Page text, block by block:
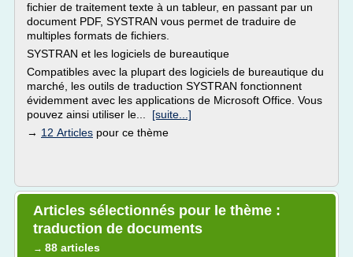
fichier de traitement texte à un tableur, en passant par un
document PDF, SYSTRAN vous permet de traduire de
multiples formats de fichiers.
SYSTRAN et les logiciels de bureautique
Compatibles avec la plupart des logiciels de bureautique du
marché, les outils de traduction SYSTRAN fonctionnent
évidemment avec les applications de Microsoft Office. Vous
pouvez ainsi utiliser le... [suite...]
→ 12 Articles pour ce thème
Articles sélectionnés pour le thème :
traduction de documents
→ 88 articles